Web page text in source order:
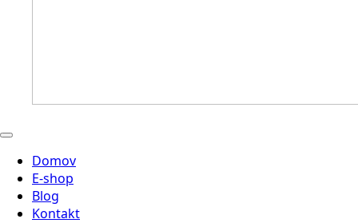
Domov
E-shop
Blog
Kontakt